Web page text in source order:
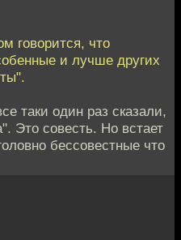
говорится, что
и лучше других
таки один раз сказали,
Это совесть. Но встает
бессовестные что